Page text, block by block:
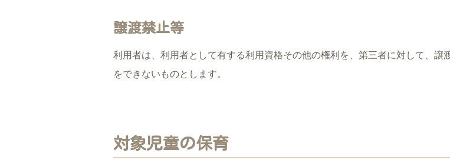
譲渡禁止等
利用者は、利用者として有する利用資格その他の権利を、第三者に対して、
をできないものとします。
対象児童の保育